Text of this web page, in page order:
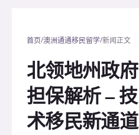
首页/澳洲通通移民留学/新闻正文
北领地州政府
担保解析 – 技
术移民新通道